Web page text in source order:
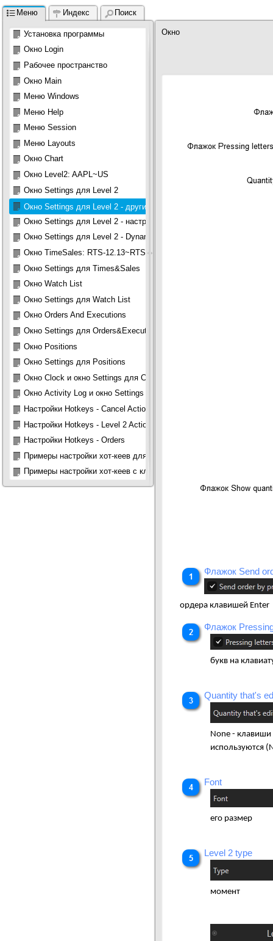
Меню Индекс Поиск
Установка программы
Окно Login
Рабочее пространство
Окно Main
Меню Windows
Меню Help
Меню Session
Меню Layouts
Окно Chart
Окно Level2: AAPL~US
Окно Settings для Level 2
Окно Settings для Level 2 - другие настройки
Окно Settings для Level 2 - настройки цветовой схемы
Окно Settings для Level 2 - Dynamic view
Окно TimeSales: RTS-12.13~RTS
Окно Settings для Times&Sales
Окно Watch List
Окно Settings для Watch List
Окно Orders And Executions
Окно Settings для Orders&Executions
Окно Positions
Окно Settings для Positions
Окно Clock и окно Settings для Clock
Окно Activity Log и окно Settings для Activity Log
Настройки Hotkeys - Cancel Actions, Debug
Настройки Hotkeys - Level 2 Actions, Windows
Настройки Hotkeys - Orders
Примеры настройки хот-кеев для ордеров
Примеры настройки хот-кеев с кликами мышью для ордеров
Окно
Флажок Send
ордера клавишей Enter
Флажок
букв на
Quantity that's
None - клавиши
используются
Font
его размер
Level 2 type
момент